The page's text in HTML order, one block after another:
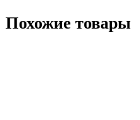
Похожие товары